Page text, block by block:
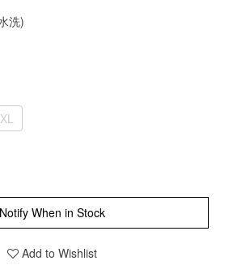
洗)
XL
Notify When in Stock
Add to Wishlist